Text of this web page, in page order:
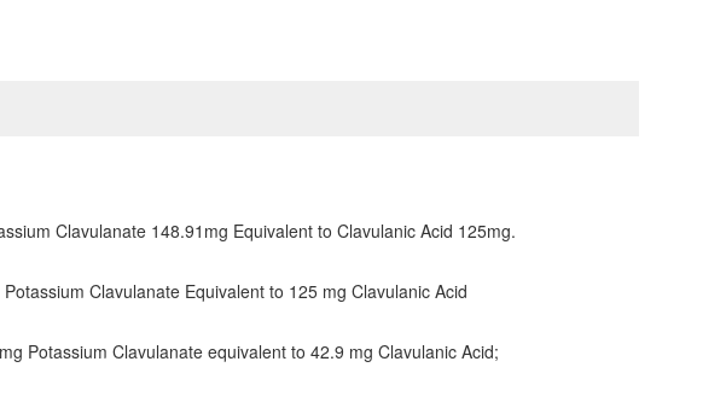
Clavulanate 148.91mg Equivalent to Clavulanic Acid 125mg.
Clavulanate Equivalent to 125 mg Clavulanic Acid
Potassium Clavulanate equivalent to 42.9 mg Clavulanic Acid;